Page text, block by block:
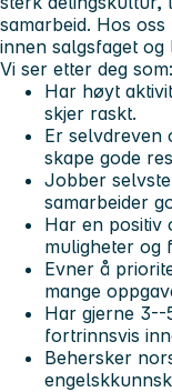
samarbeid. Hos
innen salgsfaget
Vi ser etter deg som:
Har høyt
skjer raskt.
Er selvdreven
skape gode
Jobber
samarbeider
Har en positiv
muligheter og
Evner å
mange
Har gjerne 3--
fortrinnsvis
Behersker